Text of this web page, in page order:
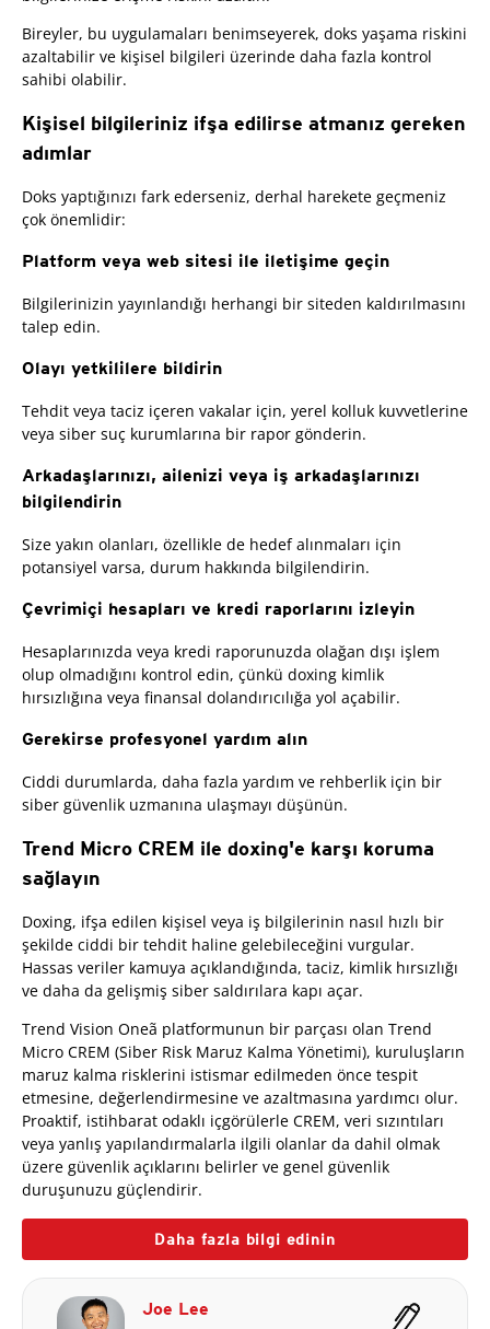
Bireyler, bu uygulamaları benimseyerek, doks yaşama riskini
azaltabilir ve kişisel bilgileri üzerinde daha fazla kontrol
sahibi olabilir.
Kişisel bilgileriniz ifşa edilirse atmanız gereken
adımlar
Doks yaptığınızı fark ederseniz, derhal harekete geçmeniz
çok önemlidir:
Platform veya web sitesi ile iletişime geçin
Bilgilerinizin yayınlandığı herhangi bir siteden kaldırılmasını
talep edin.
Olayı yetkililere bildirin
Tehdit veya taciz içeren vakalar için, yerel kolluk kuvvetlerine
veya siber suç kurumlarına bir rapor gönderin.
Arkadaşlarınızı, ailenizi veya iş arkadaşlarınızı
bilgilendirin
Size yakın olanları, özellikle de hedef alınmaları için
potansiyel varsa, durum hakkında bilgilendirin.
Çevrimiçi hesapları ve kredi raporlarını izleyin
Hesaplarınızda veya kredi raporunuzda olağan dışı işlem
olup olmadığını kontrol edin, çünkü doxing kimlik
hırsızlığına veya finansal dolandırıcılığa yol açabilir.
Gerekirse profesyonel yardım alın
Ciddi durumlarda, daha fazla yardım ve rehberlik için bir
siber güvenlik uzmanına ulaşmayı düşünün.
Trend Micro CREM ile doxing'e karşı koruma
sağlayın
Doxing, ifşa edilen kişisel veya iş bilgilerinin nasıl hızlı bir
şekilde ciddi bir tehdit haline gelebileceğini vurgular.
Hassas veriler kamuya açıklandığında, taciz, kimlik hırsızlığı
ve daha da gelişmiş siber saldırılara kapı açar.
Trend Vision Oneã platformunun bir parçası olan Trend
Micro CREM (Siber Risk Maruz Kalma Yönetimi), kuruluşların
maruz kalma risklerini istismar edilmeden önce tespit
etmesine, değerlendirmesine ve azaltmasına yardımcı olur.
Proaktif, istihbarat odaklı içgörülerle CREM, veri sızıntıları
veya yanlış yapılandırmalarla ilgili olanlar da dahil olmak
üzere güvenlik açıklarını belirler ve genel güvenlik
duruşunuzu güçlendirir.
Daha fazla bilgi edinin
Joe Lee